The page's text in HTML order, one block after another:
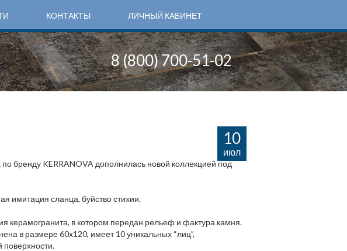
КОНТАКТЫ ЛИЧНЫЙ КАБИНЕТ
8 (800) 700-51-02
бренду KERRANOVA дополнилась новой коллекцией под
имитация сланца, буйство стихии.
керамогранита, в котором передан рельеф и фактура камня.
в размере 60x120, имеет 10 уникальных “лиц”,
поверхности.
10
июл